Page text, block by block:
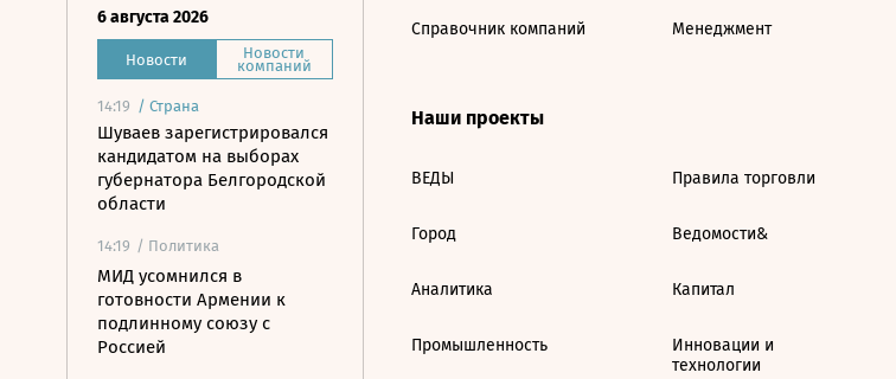
6 августа 2026
Новости Новости
компаний
14:19 / Страна
Шуваев зарегистрировался
кандидатом на выборах
губернатора Белгородской
области
14:19 / Политика
МИД усомнился в
готовности Армении к
подлинному союзу с
Россией
Справочник компаний Менеджмент
Наши проекты
ВЕДЫ
Город
Аналитика
Промышленность
Правила торговли
Ведомости&
Капитал
Инновации и
технологии